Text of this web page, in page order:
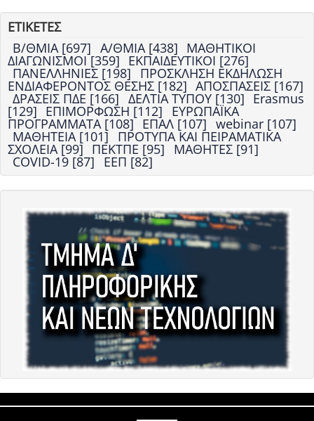
ΕΤΙΚΕΤΕΣ
Β/ΘΜΙΑ [697] Α/ΘΜΙΑ [438] ΜΑΘΗΤΙΚΟΙ
ΔΙΑΓΩΝΙΣΜΟΙ [359] ΕΚΠΑΙΔΕΥΤΙΚΟΙ [276]
ΠΑΝΕΛΛΗΝΙΕΣ [198] ΠΡΟΣΚΛΗΣΗ ΕΚΔΗΛΩΣΗ
ΕΝΔΙΑΦΕΡΟΝΤΟΣ ΘΕΣΗΣ [182] ΑΠΟΣΠΑΣΕΙΣ [167]
ΔΡΑΣΕΙΣ ΠΔΕ [166] ΔΕΛΤΙΑ ΤΥΠΟΥ [130] Erasmus
[129] ΕΠΙΜΟΡΦΩΣΗ [112] ΕΥΡΩΠΑΪΚΑ
ΠΡΟΓΡΑΜΜΑΤΑ [108] ΕΠΑΛ [107] webinar [107]
ΜΑΘΗΤΕΙΑ [101] ΠΡΟΤΥΠΑ ΚΑΙ ΠΕΙΡΑΜΑΤΙΚΑ
ΣΧΟΛΕΙΑ [99] ΠΕΚΤΠΕ [95] ΜΑΘΗΤΕΣ [91]
COVID-19 [87] ΕΕΠ [82]